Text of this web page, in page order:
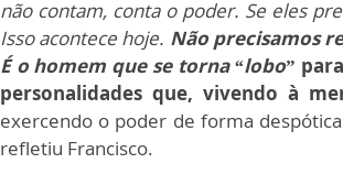
não contam, conta o poder. Se eles
Isso acontece hoje. Não precisamos
É o homem que se torna “lobo”
personalidades que, vivendo à
exercendo o poder de forma
refletiu Francisco.